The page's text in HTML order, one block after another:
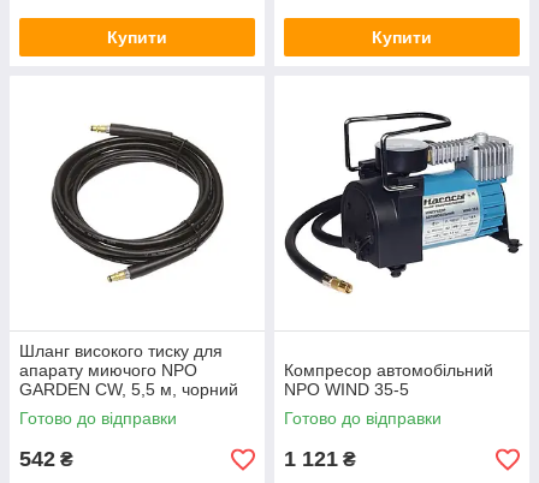
Купити Купити
Шланг високого тиску для
апарату миючого NPO
GARDEN CW, 5,5 м, чорний
Готово до відправки
542 ₴
Компресор автомобільний
NPO WIND 35-5
Готово до відправки
1 121 ₴